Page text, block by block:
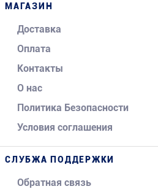
МАГАЗИН
Доставка
Оплата
Контакты
О нас
Политика Безопасности
Условия соглашения
СЛУБЖА ПОДДЕРЖКИ
Обратная связь